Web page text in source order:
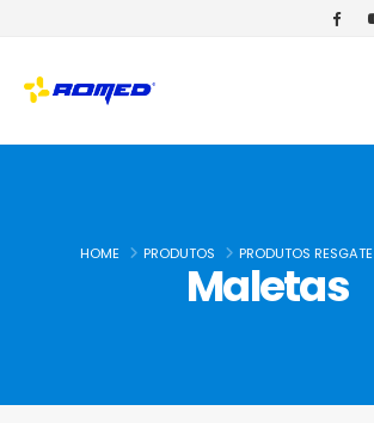
HOME PRODUTOS PRODUTOS RESGATE
Maletas